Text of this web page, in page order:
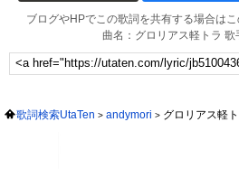
ブログやHPでこの歌詞を共有する場合は
曲名：グロリアス軽トラ
歌詞検索UtaTen andymori グロリアス軽